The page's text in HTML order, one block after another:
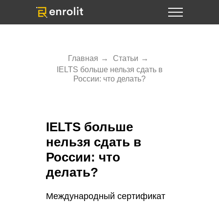
Главная → Статьи →
IELTS больше нельзя сдать в
России: что делать?
IELTS больше
нельзя сдать в
России: что
делать?
Международный сертификат